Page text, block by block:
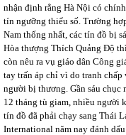
nhận định rằng Hà Nội có
tín ngưỡng thiểu số. Trường
Nam thống nhất, các tín đồ bị
Hòa thượng Thích Quảng Độ
còn nêu ra vụ giáo dân Công
tay trấn áp chỉ vì do tranh
người bị thương. Gần sáu
12 tháng tù giam, nhiều người
tín đồ đã phải chạy sang Thái
International năm nay đánh